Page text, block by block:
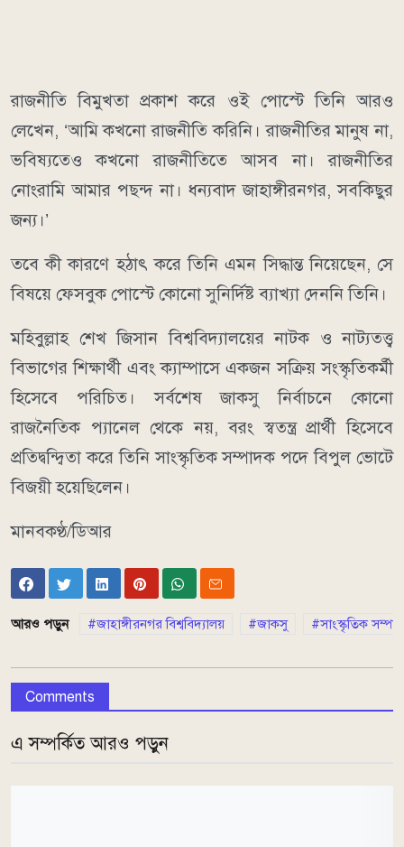
রাজনীতি বিমুখতা প্রকাশ করে ওই পোস্টে তিনি আরও
লেখেন, ‘আমি কখনো রাজনীতি করিনি। রাজনীতির মানুষ না,
ভবিষ্যতেও কখনো রাজনীতিতে আসব না। রাজনীতির
নোংরামি আমার পছন্দ না। ধন্যবাদ জাহাঙ্গীরনগর, সবকিছুর
জন্য।’
তবে কী কারণে হঠাৎ করে তিনি এমন সিদ্ধান্ত নিয়েছেন, সে
বিষয়ে ফেসবুক পোস্টে কোনো সুনির্দিষ্ট ব্যাখ্যা দেননি তিনি।
মহিবুল্লাহ শেখ জিসান বিশ্ববিদ্যালয়ের নাটক ও নাট্যতত্ত্ব
বিভাগের শিক্ষার্থী এবং ক্যাম্পাসে একজন সক্রিয় সংস্কৃতিকর্মী
হিসেবে পরিচিত। সর্বশেষ জাকসু নির্বাচনে কোনো
রাজনৈতিক প্যানেল থেকে নয়, বরং স্বতন্ত্র প্রার্থী হিসেবে
প্রতিদ্বন্দ্বিতা করে তিনি সাংস্কৃতিক সম্পাদক পদে বিপুল ভোটে
বিজয়ী হয়েছিলেন।
মানবকণ্ঠ/ডিআর
আরও পড়ুন জাহাঙ্গীরনগর বিশ্ববিদ্যালয় জাকসু সাংস্কৃতিক
Comments
এ সম্পর্কিত আরও পড়ুন